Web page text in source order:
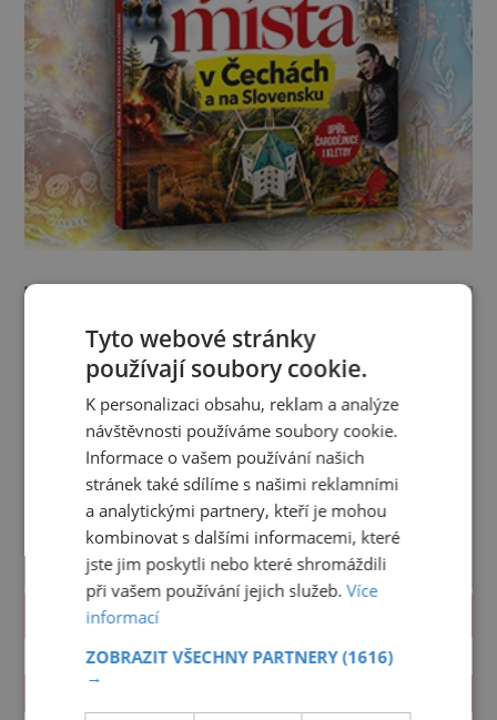
Tyto webové stránky
používají soubory cookie.
K personalizaci obsahu, reklam a analýze
návštěvnosti používáme soubory cookie.
Informace o vašem používání našich
stránek také sdílíme s našimi reklamními
a analytickými partnery, kteří je mohou
kombinovat s dalšími informacemi, které
jste jim poskytli nebo které shromáždili
při vašem používání jejich služeb.Více
informací
ZOBRAZIT VŠECHNY PARTNERY(1616)
→